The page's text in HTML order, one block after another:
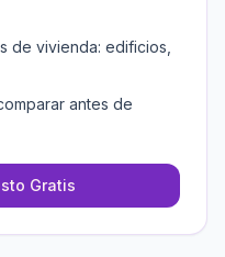
de vivienda: edificios,
antes de
Gratis